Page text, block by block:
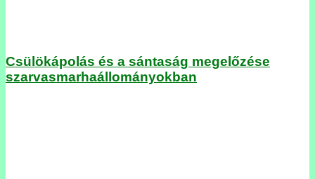
Csülökápolás és a sántaság megelőzése
szarvasmarhaállományokban